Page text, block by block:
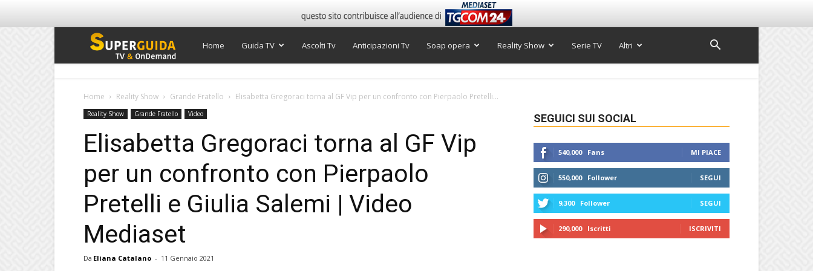
Super
TV
Home Guida TV Ascolti Tv Anticipazioni Tv Soap opera Reality Show Serie TV Altri
Home Reality Show Grande Fratello Elisabetta Gregoraci torna al GF Vip per un confronto con Pierpaolo Pretelli...
Reality Show Grande Fratello Video
Elisabetta Gregoraci torna al GF Vip
per un confronto con Pierpaolo
Pretelli e Giulia Salemi | Video
Mediaset
Da Eliana Catalano - 11 Gennaio 2021
SEGUICI SUI SOCIAL
540,000 Fans MI PIACE
550,000 Follower SEGUI
9,300 Follower SEGUI
290,000 Iscritti ISCRIVITI